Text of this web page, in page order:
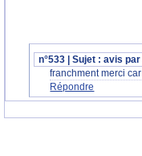
n°533 | Sujet : avis
franchment merci
Répondre